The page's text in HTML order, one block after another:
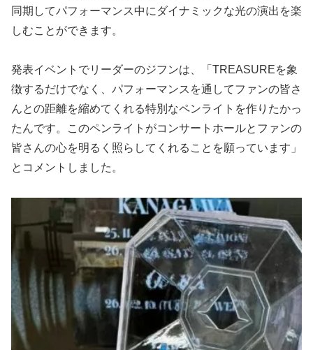
同期してパフォーマンス中にダイナミックな光の演出を楽
しむことができます。
発表イベントでリーダーのジフンは、「TREASUREを象
徴するだけでなく、パフォーマンスを通してファンの皆さ
んとの距離を縮めてくれる特別なペンライトを作りたかっ
たんです。このペンライトがコンサートホールとファンの
皆さんの心を明るく照らしてくれることを願っています」
とコメントしました。